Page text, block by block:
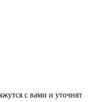
с вами и уточнят